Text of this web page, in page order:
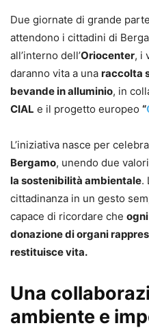
Due giornate di grande
attendono i cittadini di
all’interno dell’Oriocenter, i
daranno vita a una raccolta
bevande in alluminio, in
CIAL e il progetto europeo “
L’iniziativa nasce per
Bergamo, unendo due
la sostenibilità ambientale.
cittadinanza in un gesto
capace di ricordare che
donazione di organi
restituisce vita.
Una
ambiente e